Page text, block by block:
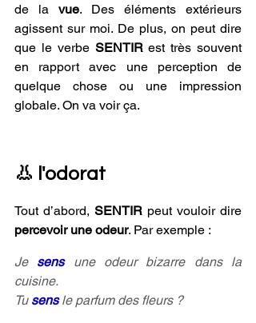
de la vue. Des éléments extérieurs
agissent sur moi. De plus, on peut dire
que le verbe SENTIR est très souvent
en rapport avec une perception de
quelque chose ou une impression
globale. On va voir ça.
👃 l'odorat
Tout d’abord, SENTIR
percevoir une odeur. Par exemple :
Je sens une odeur bizarre dans la
cuisine.
Tu sens le parfum des fleurs ?